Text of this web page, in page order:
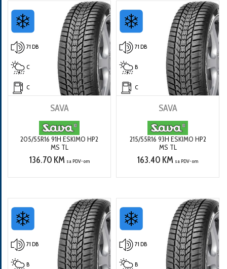
71 DB
C
C
SAVA
205/55R16 91H ESKIMO HP2
MS TL
136.70 KM sa PDV-om
71 DB
B
C
SAVA
215/55R16 93H ESKIMO HP2
MS TL
163.40 KM sa PDV-om
71 DB
B
71 DB
B